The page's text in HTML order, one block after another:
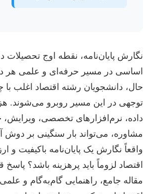
نگارش پایان‌نامه، نقطه اوج تحصیلات
اساسی در مسیر حرفه‌ای و علمی هر
حال، دانشجویان رشته اقتصاد اغلب
توجهی در این مسیر روبرو می‌شوند.
داده، نرم‌افزارهای تخصصی،
مشاوره، می‌تواند بار سنگینی بر دوش
واقعاً نگارش یک پایان‌نامه باکیفیت و
اقتصاد لزوماً باید پرهزینه باشد؟
مقاله جامع، راهنمایی گام‌به‌گام و